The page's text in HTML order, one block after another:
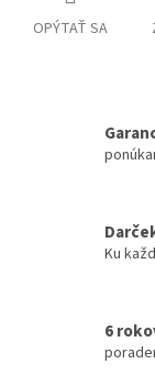
OPÝTAŤ SA
Ku
6